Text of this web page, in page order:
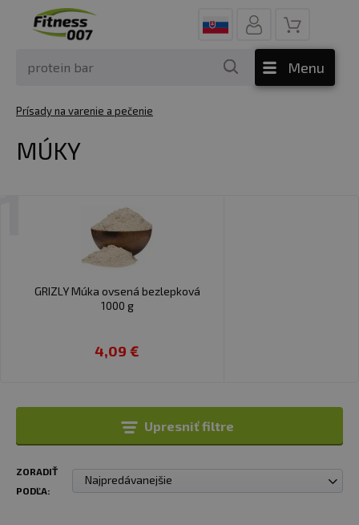
Menu
Prísady na varenie a pečenie
MÚKY
GRIZLY Múka ovsená bezlepková
1000 g
4,09 €
Upresniť filtre
ZORADIŤ
PODĽA:
Najpredávanejšie